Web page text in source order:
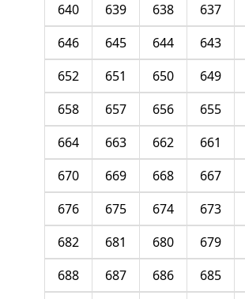
637
638
639
640
643
644
645
646
649
650
651
652
655
656
657
658
661
662
663
664
667
668
669
670
673
674
675
676
679
680
681
682
685
686
687
688